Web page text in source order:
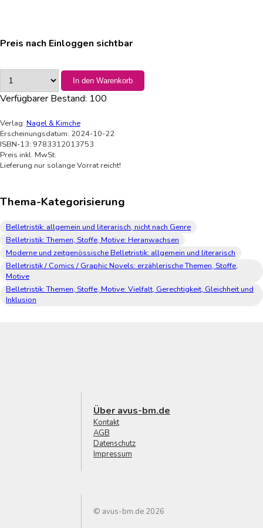
Preis nach Einloggen sichtbar
In den Warenkorb
Verfügbarer Bestand: 100
Verlag: Nagel & Kimche
Erscheinungsdatum: 2024-10-22
ISBN-13: 9783312013753
Preis inkl. MwSt.
Lieferung nur solange Vorrat reicht!
Thema-Kategorisierung
Belletristik: allgemein und literarisch, nicht nach Genre
Belletristik: Themen, Stoffe, Motive: Heranwachsen
Moderne und zeitgenössische Belletristik: allgemein und literarisch
Belletristik / Comics / Graphic Novels: erzählerische Themen, Stoffe,
Motive
Belletristik: Themen, Stoffe, Motive: Vielfalt, Gerechtigkeit, Gleichheit und
Inklusion
Über avus-bm.de
Kontakt
AGB
Datenschutz
Impressum
© avus-bm.de 2026